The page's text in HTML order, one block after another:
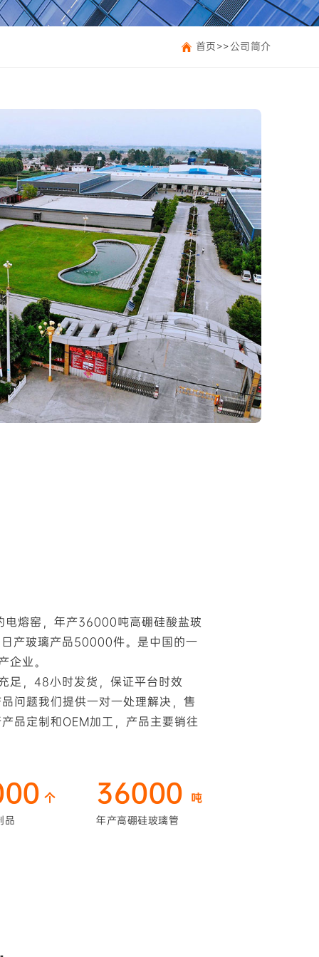
首页>>公司简介
电熔窑，年产36000吨高硼硅酸盐玻
产玻璃产品50000件。是中国的一
企业。
足，48小时发货，保证平台时效
问题我们提供一对一处理解决，售
品定制和OEM加工，产品主要销往
个
品
36000 吨
年产高硼硅玻璃管